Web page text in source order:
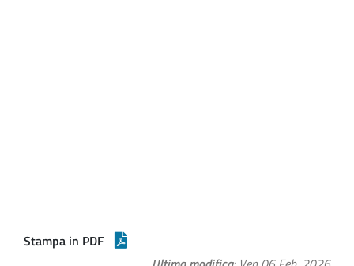
Stampa in PDF